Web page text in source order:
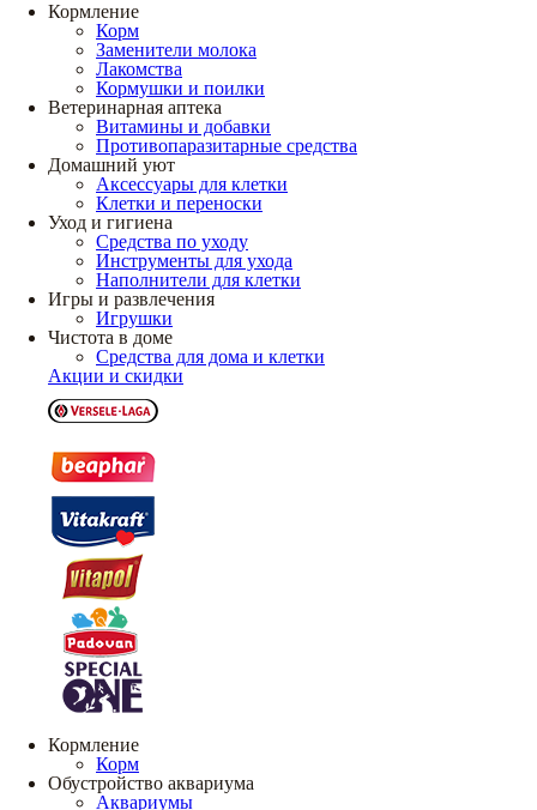
Кормление
Корм
Заменители молока
Лакомства
Кормушки и поилки
Ветеринарная аптека
Витамины и добавки
Противопаразитарные средства
Домашний уют
Аксессуары для клетки
Клетки и переноски
Уход и гигиена
Средства по уходу
Инструменты для ухода
Наполнители для клетки
Игры и развлечения
Игрушки
Чистота в доме
Средства для дома и клетки
Акции и скидки
Кормление
Корм
Обустройство аквариума
Аквариумы